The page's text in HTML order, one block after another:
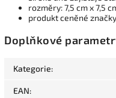
rozměry: 7,5 cm x 7,5
produkt ceněné
Doplňkové
Kategorie:
EAN: